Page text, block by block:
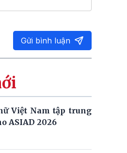
Gửi bình luận
Việt Nam tập trung
ASIAD 2026